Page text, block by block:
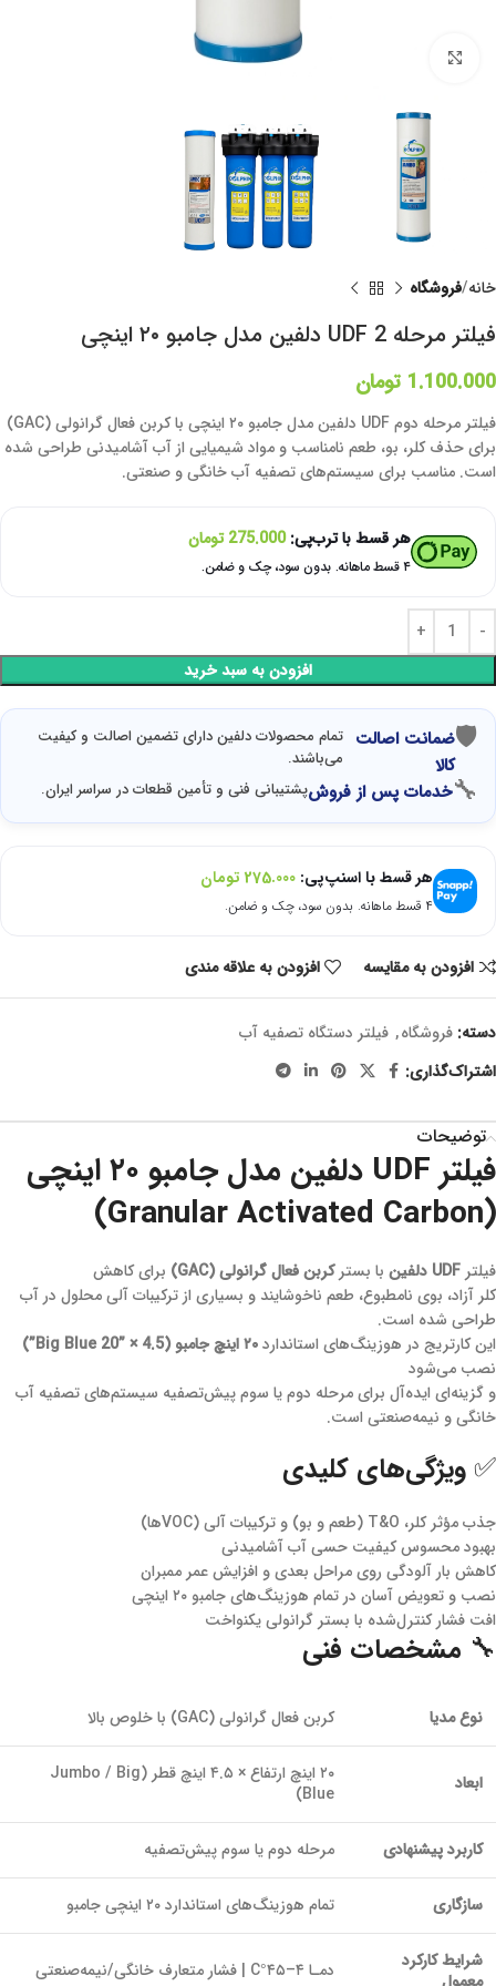
برای بزرگنمایی کلیک کنید
خانه فروشگاه
فیلتر مرحله 2 UDF دلفین مدل جامبو ۲۰ اینچی
1.100.000 تومان
فیلتر مرحله دوم UDF دلفین مدل جامبو ۲۰ اینچی با کربن فعال گرانولی (GAC)
برای حذف کلر، بو، طعم نامناسب و مواد شیمیایی از آب آشامیدنی طراحی شده
است. مناسب برای سیستم‌های تصفیه آب خانگی و صنعتی.
هر قسط با ترب‌پی:275.000 تومان
۴ قسط ماهانه. بدون سود، چک و ضامن.
افزودن به سبد خرید
🛡ضمانت اصالت
کالا
تمام محصولات دلفین دارای تضمین اصالت و کیفیت
می‌باشند.
🔧خدمات پس از فروشپشتیبانی فنی و تأمین قطعات در سراسر ایران.
هر قسط با اسنپ‌پی: 275.000 تومان
۴ قسط ماهانه. بدون سود، چک و ضامن.
افزودن به مقایسه افزودن به علاقه مندی
دسته: فروشگاه, فیلتر دستگاه تصفیه آب
اشتراک‌گذاری:
توضیحات
فیلتر UDF دلفین مدل جامبو ۲۰ اینچی
(Granular Activated Carbon)
فیلتر UDF دلفین با بسترکربن فعال گرانولی (GAC)
برای کاهش
کلر آزاد، بوی نامطبوع، طعم ناخوشایند و بسیاری از ترکیبات آلی محلول در آب
طراحی شده است.
این کارتریج در هوزینگ‌های استاندارد۲۰ اینچ جامبو (Big Blue 20” × 4.5”)
نصب می‌شود
و گزینه‌ای ایده‌آل برای مرحله دوم یا سوم پیش‌تصفیه سیستم‌های تصفیه آب
خانگی و نیمه‌صنعتی است.
✅ ویژگی‌های کلیدی
جذب مؤثر کلر، T&O (طعم و بو) و ترکیبات آلی (VOCها)
بهبود محسوس کیفیت حسی آب آشامیدنی
کاهش بار آلودگی روی مراحل بعدی و افزایش عمر ممبران
نصب و تعویض آسان در تمام هوزینگ‌های جامبو ۲۰ اینچی
افت فشار کنترل‌شده با بستر گرانولی یکنواخت
🔧 مشخصات فنی
نوع مدیا کربن فعال گرانولی (GAC) با خلوص بالا
ابعاد
۲۰ اینچ ارتفاع × ۴.۵ اینچ قطر (Jumbo / Big
Blue)
کاربرد پیشنهادی مرحله دوم یا سوم پیش‌تصفیه
سازگاری تمام هوزینگ‌های استاندارد ۲۰ اینچی جامبو
شرایط کارکرد
دمـا ۴–۴۵°C | فشار متعارف خانگی/نیمه‌صنعتی